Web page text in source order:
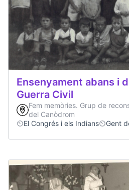
Ensenyament abans i
Guerra Civil
Fem memòries. Grup de
del Canòdrom
El Congrés i els Indians
Gent